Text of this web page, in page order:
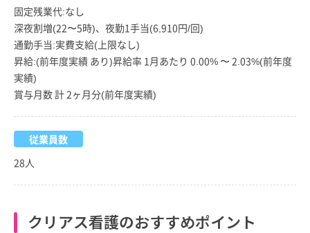
固定残業代:なし
深夜割増(22〜5時)、夜勤1手当(6,910円/回)
通勤手当:実費支給(上限なし)
昇給:(前年度実績 あり)昇給率 1月あたり 0.00% 〜 2.03%(前年度
実績)
賞与月数 計 2ヶ月分(前年度実績)
従業員数
28人
クリアス看護のおすすめポイント